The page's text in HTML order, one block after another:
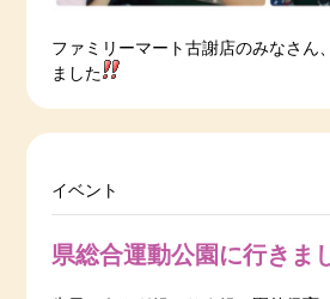
ファミリーマート古謝店のみなさん
ました
イベント
県総合運動公園に行きま